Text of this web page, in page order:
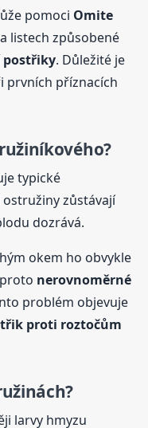
pomoci Omite
listech způsobené
postřiky. Důležité je
prvních příznacích
typické
zůstávají
dozrává.
okem ho obvykle
nerovnoměrné
problém objevuje
proti roztočům
larvy hmyzu